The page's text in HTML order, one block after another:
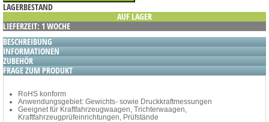
LAGERBESTAND
AUF LAGER
LIEFERZEIT: 1 WOCHE
BESCHREIBUNG
INFORMATIONEN
ZUBEHÖR
FRAGE ZUM PRODUKT
RoHS konform
Anwendungsgebiet: Gewichts- sowie Druckkraftmessungen
Geeignet für Kraftfahrzeugwaagen, Trichterwaagen,
Kraftfahrzeugprüfeinrichtungen, Prüfstände